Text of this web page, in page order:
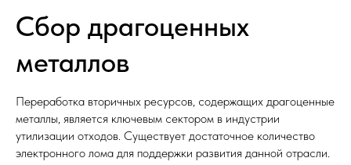
Сбор драгоценных
металлов
Переработка вторичных ресурсов, содержащих драгоценные
металлы, является ключевым сектором в индустрии
утилизации отходов. Существует достаточное количество
электронного лома для поддержки развития данной отрасли.